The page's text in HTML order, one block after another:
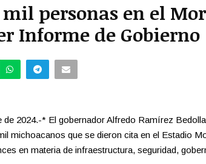
mil personas en el
Informe de Gobierno
de 2024.-* El gobernador Alfredo Ramírez
michoacanos que se dieron cita en el Estadio
en materia de infraestructura, seguridad,